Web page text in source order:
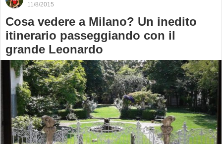
11/8/2015
Cosa vedere a Milano? Un inedito
itinerario passeggiando con il
grande Leonardo